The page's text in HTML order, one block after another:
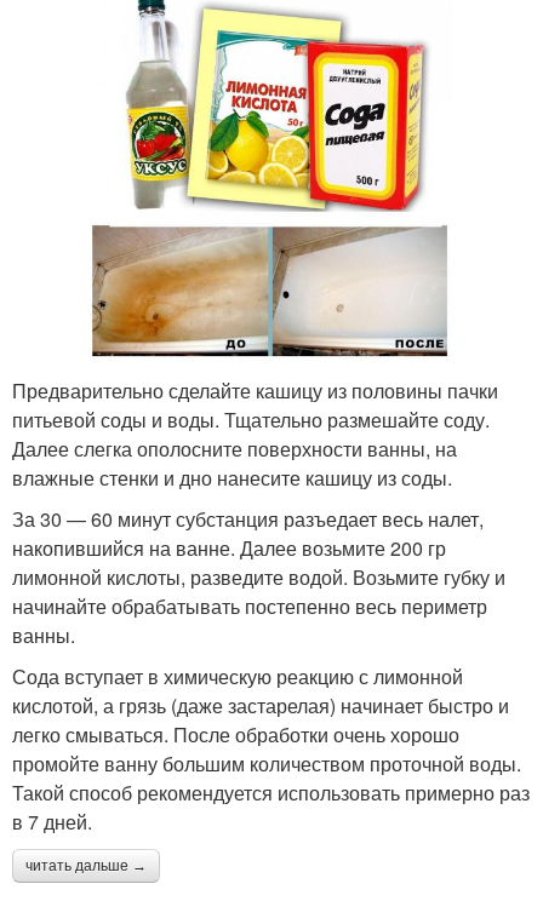
Предварительно сделайте кашицу из половины пачки
питьевой соды и воды. Тщательно размешайте соду.
Далее слегка ополосните поверхности ванны, на
влажные стенки и дно нанесите кашицу из соды.
За 30 — 60 минут субстанция разъедает весь налет,
накопившийся на ванне. Далее возьмите 200 гр
лимонной кислоты, разведите водой. Возьмите губку и
начинайте обрабатывать постепенно весь периметр
ванны.
Сода вступает в химическую реакцию с лимонной
кислотой, а грязь (даже застарелая) начинает быстро и
легко смываться. После обработки очень хорошо
промойте ванну большим количеством проточной воды.
Такой способ рекомендуется использовать примерно раз
в 7 дней.
читать дальше →